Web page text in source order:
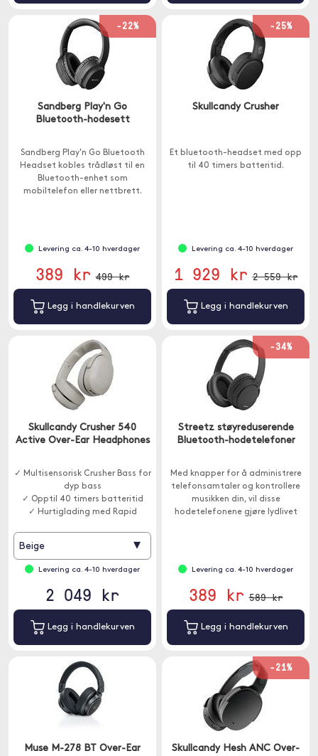
-22%
Sandberg Play'n Go
Bluetooth-hodesett
Sandberg Play'n Go Bluetooth
Headset kobles trådløst til en
Bluetooth-enhet som
mobiltelefon eller nettbrett.
Levering ca. 4-10 hverdager
389 kr 499 kr
Legg i handlekurven
-25%
Skullcandy Crusher
Et bluetooth-headset med opp
til 40 timers batteritid.
Levering ca. 4-10 hverdager
1 929 kr 2 559 kr
Legg i handlekurven
Skullcandy Crusher 540
Active Over-Ear Headphones
✓ Multisensorisk Crusher Bass for
dyp bass
✓ Opptil 40 timers batteritid
✓ Hurtiglading med Rapid
Beige ▾
Levering ca. 4-10 hverdager
2 049 kr
Legg i handlekurven
-34%
Streetz støyreduserende
Bluetooth-hodetelefoner
Med knapper for å administrere
telefonsamtaler og kontrollere
musikken din, vil disse
hodetelefonene gjøre lydlivet
Levering ca. 4-10 hverdager
389 kr 589 kr
Legg i handlekurven
Muse M-278 BT Over-Ear
-21%
Skullcandy Hesh ANC Over-